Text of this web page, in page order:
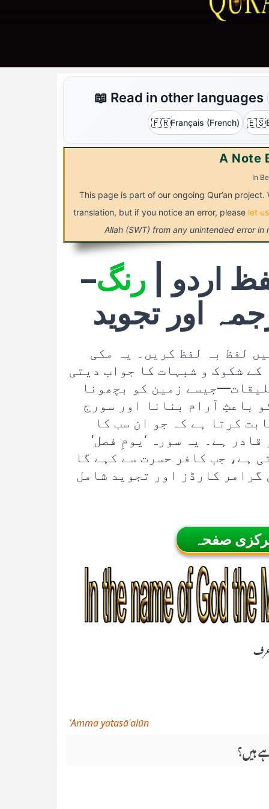
📖 Read in other languages
🇫🇷Français (French) 🇪🇸
A Note
In
This page is part of our ongoing Qur’an
translation, but if you notice an error, please let
Allah (SWT) from any unintended error in
اردو |رنگ–
اور تجوید
لفظ بہ لفظ کریں۔ یہ مکی
شکوک و شبہات کا جواب دیتی
زمین کو بچھونا
باعثِ آرام بنانا اور سورج
کرتا ہے کہ جو ان سب کا
ہے۔ یہ سورہ ‘یومِ فصل’
ہے، جب کافر حسرت سے کہے گا
کارڈز اور تجوید شامل
صفحہ
ʿAmma yatasāʾalūn
ہیں؟